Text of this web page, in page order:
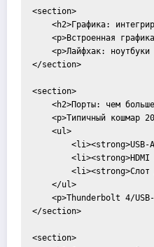
<section>
<h2>Графика:
<p>Встроенная
<p>Лайфхак: ноутбуки
</section>
<section>
<h2>Порты: чем
<p>Типичный кошмар
    <ul>
<li><strong>USB-
<li><strong>HDMI
<li><strong>Слот
    </ul>
<p>Thunderbolt 4/
</section>
<section>